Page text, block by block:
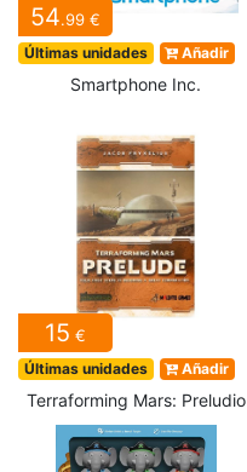
54.99 €
Últimas unidades Añadir
Smartphone Inc.
15 €
Últimas unidades Añadir
Terraforming Mars: Preludio